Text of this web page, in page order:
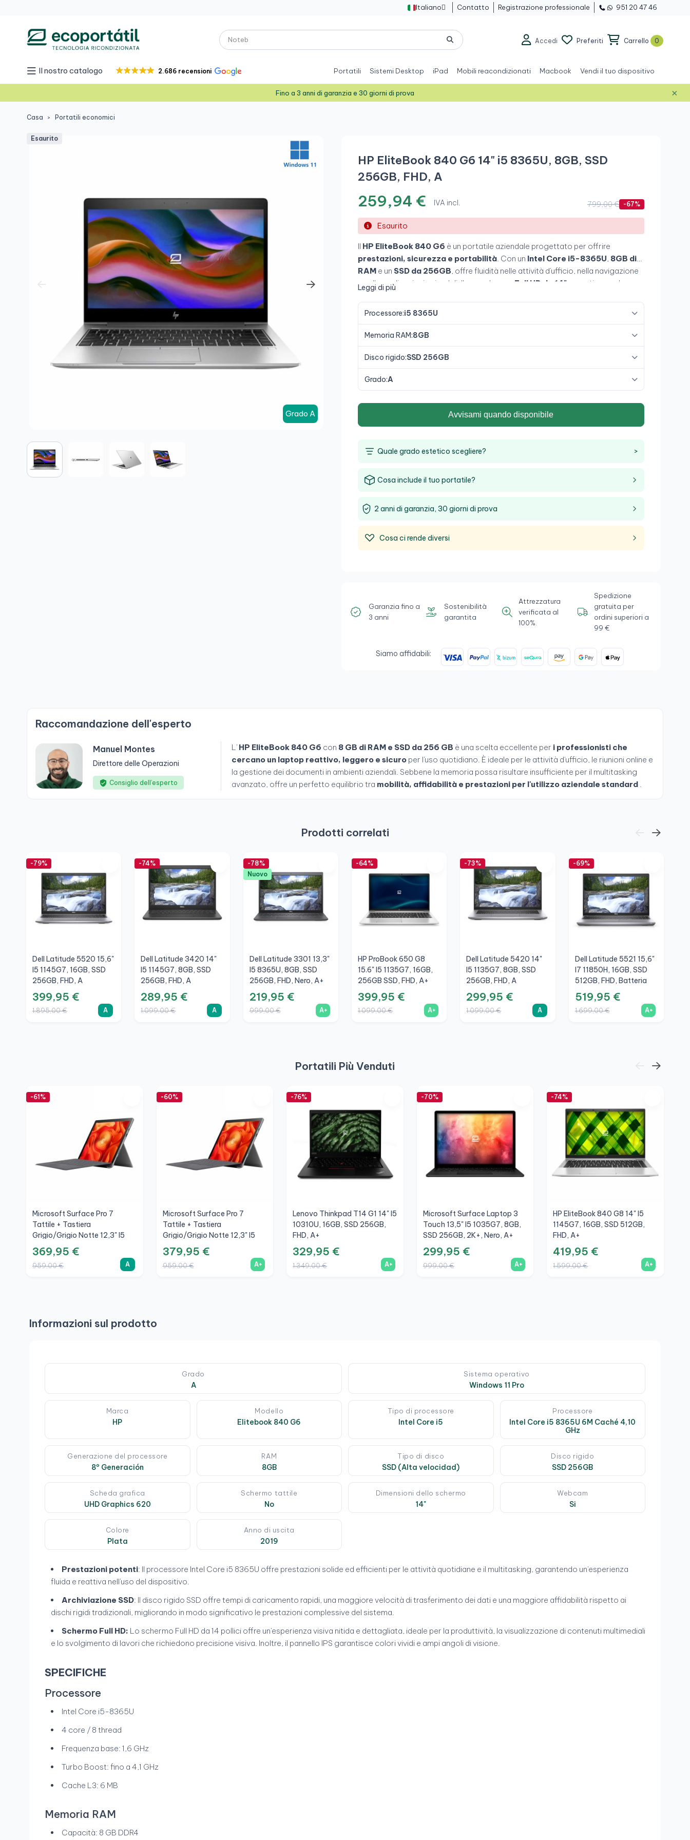
Italiano  Contatto Registrazione professionale 951 20 47 46
Accedi Preferiti Carrello 0
Il nostro catalogo 2.686 recensioni Portatili Sistemi Desktop iPad Mobili reacondizionati Macbook Vendi il tuo dispositivo
Fino a 3 anni di garanzia e 30 giorni di prova ×
Casa Portatili economici
Grado A
Esaurito
HP EliteBook 840 G6 14" i5 8365U, 8GB, SSD
256GB, FHD, A
259,94 € IVA incl. 799,00 € -67%
Esaurito
Il HP EliteBook 840 G6 è un portatile aziendale progettato per offrire
prestazioni, sicurezza e portabilità. Con un Intel Core i5-8365U, 8GB di
RAMe un SSD da 256GB, offre fluidità nelle attività d'ufficio, nella navigazione
e nelle applicazioni aziendali. Il suo schermo Full HD da 14"garantisce un buon
mobilità
Leggi di più
Processore:i5 8365U
Memoria RAM:8GB
Disco rigido:SSD 256GB
Grado:A
Avvisami quando disponibile
Quale grado estetico scegliere? >
Cosa include il tuo portatile?
2 anni di garanzia, 30 giorni di prova
Cosa ci rende diversi
Garanzia fino a
3 anni
Sostenibilità
garantita
Attrezzatura
verificata al
100%.
Spedizione
gratuita per
ordini superiori a
99 €
Siamo affidabili:
Raccomandazione dell'esperto
Manuel Montes
Direttore delle Operazioni
Consiglio dell’esperto
L' HP EliteBook 840 G6 con 8 GB di RAM e SSD da 256 GB è una scelta eccellente per i professionisti che
cercano un laptop reattivo, leggero e sicuroper l'uso quotidiano. È ideale per le attività d'ufficio, le riunioni online e
la gestione dei documenti in ambienti aziendali. Sebbene la memoria possa risultare insufficiente per il multitasking
avanzato, offre un perfetto equilibrio tra mobilità, affidabilità e prestazioni per l'utilizzo aziendale standard.
Prodotti correlati
-79%
Dell Latitude 5520 15,6"
I5 1145G7, 16GB, SSD
256GB, FHD, A
399,95 €
1.895,00 € A
-74%
Dell Latitude 3420 14"
I5 1145G7, 8GB, SSD
256GB, FHD, A
289,95 €
1.099,00 € A
-78%
Nuovo
Dell Latitude 3301 13,3"
I5 8365U, 8GB, SSD
256GB, FHD, Nero, A+
219,95 €
999,00 € A+
-64%
HP ProBook 650 G8
15.6" I5 1135G7, 16GB,
256GB SSD, FHD, A+
399,95 €
1.099,00 € A+
-73%
Dell Latitude 5420 14"
I5 1135G7, 8GB, SSD
256GB, FHD, A
299,95 €
1.099,00 € A
-69%
Dell Latitude 5521 15,6"
I7 11850H, 16GB, SSD
512GB, FHD, Batteria
Nuova, A+
519,95 €
1.699,00 € A+
Portatili Più Venduti
-61%
Microsoft Surface Pro 7
Tattile + Tastiera
Grigio/Grigio Notte 12,3" I5
1035G4, 8GB, SSD 256GB,
3K, A
369,95 €
959,00 € A
-60%
Microsoft Surface Pro 7
Tattile + Tastiera
Grigio/Grigio Notte 12,3" I5
1035G4, 8GB, SSD 256GB,
3K, A+
379,95 €
959,00 € A+
-76%
Lenovo Thinkpad T14 G1 14" I5
10310U, 16GB, SSD 256GB,
FHD, A+
329,95 €
1.349,00 € A+
-70%
Microsoft Surface Laptop 3
Touch 13,5" I5 1035G7, 8GB,
SSD 256GB, 2K+, Nero, A+
299,95 €
999,00 € A+
-74%
HP EliteBook 840 G8 14" I5
1145G7, 16GB, SSD 512GB,
FHD, A+
419,95 €
1.599,00 € A+
Informazioni sul prodotto
Grado
A
Sistema operativo
Windows 11 Pro
Marca
HP
Modello
Elitebook 840 G6
Tipo di processore
Intel Core i5
Processore
Intel Core i5 8365U 6M Caché 4,10
GHz
Generazione del processore
8º Generación
RAM
8GB
Tipo di disco
SSD (Alta velocidad)
Disco rigido
SSD 256GB
Scheda grafica
UHD Graphics 620
Schermo tattile
No
Dimensioni dello schermo
14"
Webcam
Si
Colore
Plata
Anno di uscita
2019
Prestazioni potenti: Il processore Intel Core i5 8365U offre prestazioni solide ed efficienti per le attività quotidiane e il multitasking, garantendo un'esperienza
fluida e reattiva nell'uso del dispositivo.
Archiviazione SSD: Il disco rigido SSD offre tempi di caricamento rapidi, una maggiore velocità di trasferimento dei dati e una maggiore affidabilità rispetto ai
dischi rigidi tradizionali, migliorando in modo significativo le prestazioni complessive del sistema.
Schermo Full HD: Lo schermo Full HD da 14 pollici offre un'esperienza visiva nitida e dettagliata, ideale per la produttività, la visualizzazione di contenuti multimediali
e lo svolgimento di lavori che richiedono precisione visiva. Inoltre, il pannello IPS garantisce colori vividi e ampi angoli di visione.
SPECIFICHE
Processore
Intel Core i5-8365U
4 core / 8 thread
Frequenza base: 1,6 GHz
Turbo Boost: fino a 4,1 GHz
Cache L3: 6 MB
Memoria RAM
Capacità: 8 GB DDR4